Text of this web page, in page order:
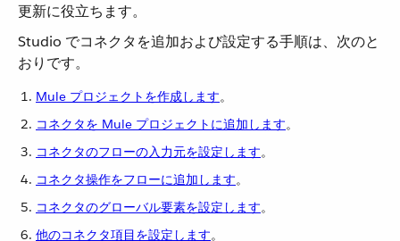
更新に役立ちます。
Studio でコネクタを追加および設定する手順は、次のと
おりです。
Mule プロジェクトを作成​します。
コネクタを Mule プロジェクトに追加​します。
コネクタのフローの入力元を設定​します。
コネクタ操作をフローに追加​します。
コネクタのグローバル要素を設定​します。
他のコネクタ項目を設定します​。